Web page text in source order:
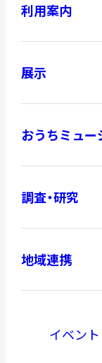
利用案内
展示
おうちミュー
調査・研究
地域連携
イベント